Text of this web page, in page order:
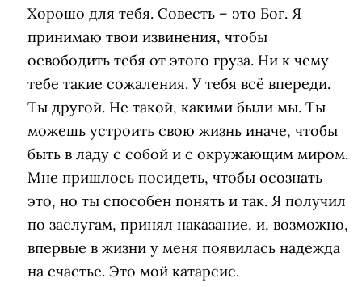
Хорошо для тебя. Совесть – это Бог. Я
принимаю твои извинения, чтобы
освободить тебя от этого груза. Ни к чему
тебе такие сожаления. У тебя всё впереди.
Ты другой. Не такой, какими были мы. Ты
можешь устроить свою жизнь иначе, чтобы
быть в ладу с собой и с окружающим миром.
Мне пришлось посидеть, чтобы осознать
это, но ты способен понять и так. Я получил
по заслугам, принял наказание, и, возможно,
впервые в жизни у меня появилась надежда
на счастье. Это мой катарсис.